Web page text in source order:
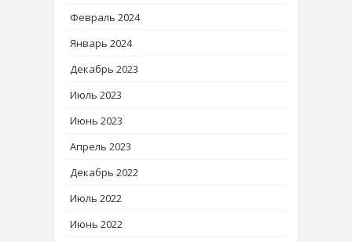
Февраль 2024
Январь 2024
Декабрь 2023
Июль 2023
Июнь 2023
Апрель 2023
Декабрь 2022
Июль 2022
Июнь 2022